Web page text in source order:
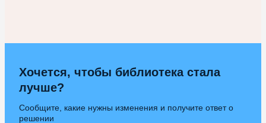
Хочется, чтобы библиотека стала
лучше?
Сообщите, какие нужны изменения и получите ответ о
решении